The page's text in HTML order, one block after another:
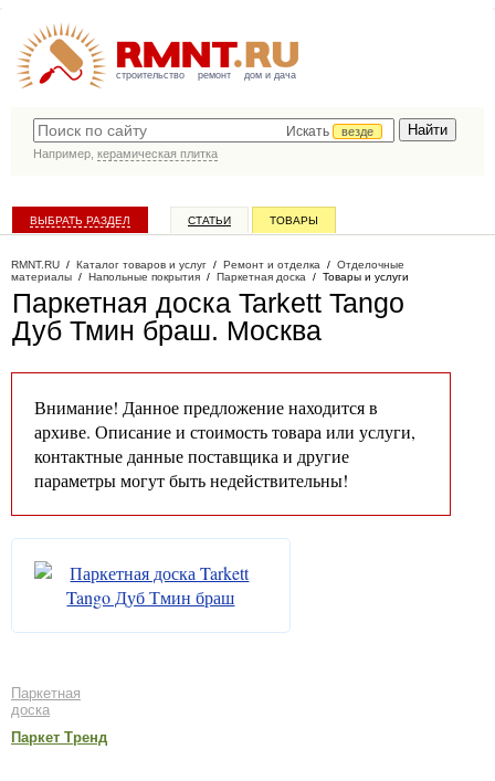
строительство ремонт дом и дача
Искать
везде
Например, керамическая плитка
ВЫБРАТЬ РАЗДЕЛ СТАТЬИ ТОВАРЫ
RMNT.RU / Каталог товаров и услуг / Ремонт и отделка / Отделочные
материалы / Напольные покрытия / Паркетная доска / Товары и услуги
Паркетная доска Tarkett Tango
Дуб Тмин браш. Москва
Внимание! Данное предложение находится в
архиве. Описание и стоимость товара или услуги,
контактные данные поставщика и другие
параметры могут быть недействительны!
Паркетная
доска
Паркет Тренд